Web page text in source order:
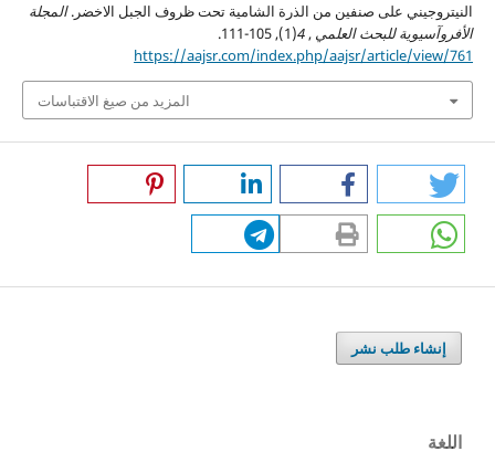
النيتروجيني على صنفين من الذرة الشامية تحت ظروف الجبل الاخضر.المجلة
الأفروآسيوية للبحث العلمي ,
4
(1), 105-111.
https://aajsr.com/index.php/aajsr/article/view/761
المزيد من صيغ الاقتباسات
إنشاء طلب نشر
اللغة